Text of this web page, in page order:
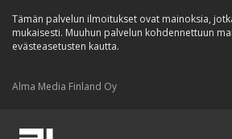
Tämän palvelun ilmoitukset ovat mainoksia,
mukaisesti. Muuhun palvelun kohdennettuun
evästeasetusten kautta.
Alma Media Finland Oy